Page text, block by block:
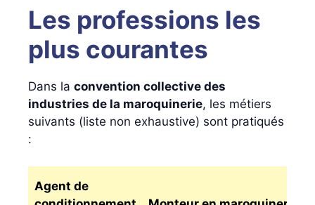
Les professions les
plus courantes
Dans la convention collective des
industries de la maroquinerie, les métiers
suivants (liste non exhaustive) sont pratiqués
:
Agent de